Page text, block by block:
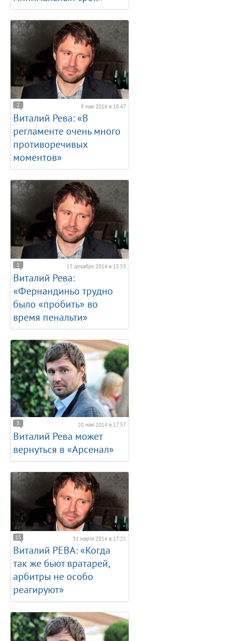
2 9 мая 2016 в 18:47
Виталий Рева: «В
регламенте очень много
противоречивых
моментов»
1 15 декабря 2014 в 15:55
Виталий Рева:
«Фернандиньо трудно
было «пробить» во
время пенальти»
5 20 мая 2014 в 17:57
Виталий Рева может
вернуться в «Арсенал»
15 31 марта 2014 в 17:21
Виталий РЕВА: «Когда
так же бьют вратарей,
арбитры не особо
реагируют»